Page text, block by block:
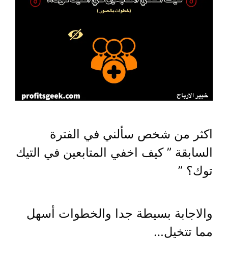
اكثر من شخص سألني في الفترة
السابقة ” كيف اخفي المتابعين في التيك
توك؟ ”
والاجابة بسيطة جدا والخطوات أسهل
مما تتخيل…